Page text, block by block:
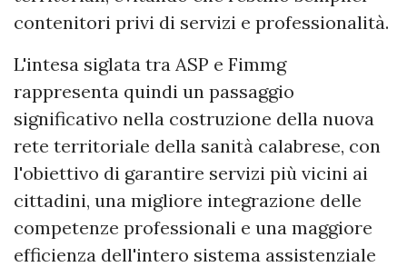
contenitori privi di servizi e professionalità.
L'intesa siglata tra ASP e Fimmg
rappresenta quindi un passaggio
significativo nella costruzione della nuova
rete territoriale della sanità calabrese, con
l'obiettivo di garantire servizi più vicini ai
cittadini, una migliore integrazione delle
competenze professionali e una maggiore
efficienza dell'intero sistema assistenziale